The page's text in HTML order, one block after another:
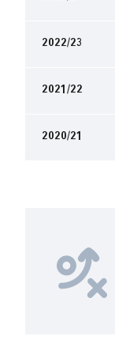
2022/23
2021/22
2020/21